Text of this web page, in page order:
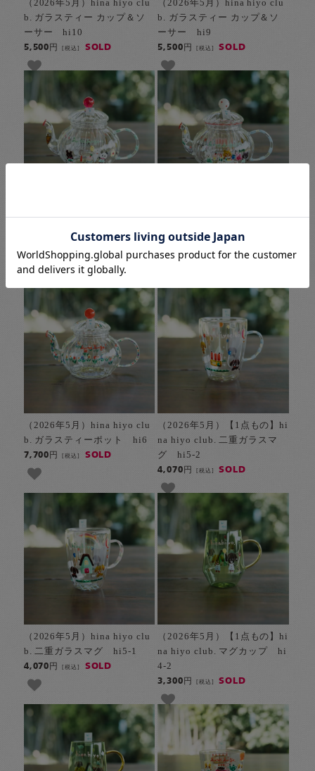
（2026年5月）hina hiyo clu
b. ガラスティー カップ＆ソ
ーサー hi10
5,500円[税込] SOLD
（2026年5月）hina hiyo clu
b. ガラスティー カップ＆ソ
ーサー hi9
5,500円 [税込] SOLD
SOLD
ット hi7
7,700円[税込] SOLD
（2026年5月）hina hiyo clu
b. ガラスティーポット hi6
7,700円[税込] SOLD
（2026年5月）【1点もの】hi
na hiyo club. 二重ガラスマ
グ hi5-2
4,070円 [税込] SOLD
（2026年5月）hina hiyo clu
b. 二重ガラスマグ hi5-1
4,070円[税込] SOLD
（2026年5月）【1点もの】hi
na hiyo club. マグカップ hi
4-2
3,300円 [税込] SOLD